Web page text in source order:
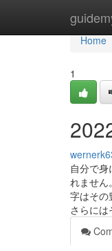
Home
Home
1
自分で
れません
字はその
さらには